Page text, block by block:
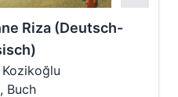
Riza (Deutsch-
Buch